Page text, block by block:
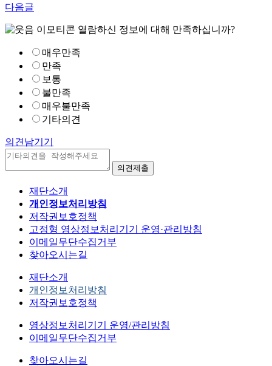
다음글
열람하신 정보에 대해 만족하십니까?
매우만족
만족
보통
불만족
매우불만족
기타의견
의견남기기
재단소개
개인정보처리방침
저작권보호정책
고정형 영상정보처리기기 운영·관리방침
이메일무단수집거부
찾아오시는길
재단소개
개인정보처리방침
저작권보호정책
영상정보처리기기 운영/관리방침
이메일무단수집거부
찾아오시는길